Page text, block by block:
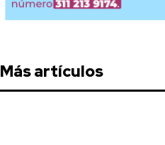
Más artículos